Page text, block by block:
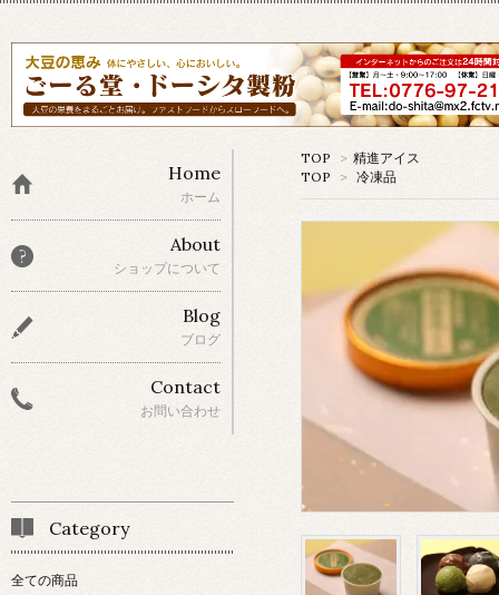
TOP > 精進アイス
TOP
> 冷凍品
Home
ホーム
About
ショップについて
Blog
ブログ
Contact
お問い合わせ
Category
全ての商品